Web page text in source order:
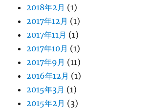
2018年2月 (1)
2017年12月 (1)
2017年11月 (1)
2017年10月 (1)
2017年9月 (11)
2016年12月 (1)
2015年3月 (1)
2015年2月 (3)